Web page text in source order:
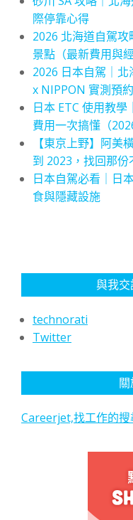
際停靠心得
2026 北海道自駕
景點（最新費用與經
2026 日本自駕｜
x NIPPON 實測預
日本 ETC 使用教
費用一次搞懂（2026
【東京上野】阿美
到 2023，找回那
日本自駕必看｜日
食與隱藏設施
與我交
technorati
Twitter
Careerjet,找工作的搜